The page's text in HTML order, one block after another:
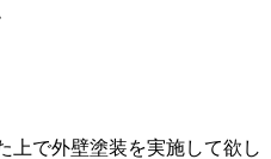
上で外壁塗装を実施して欲し